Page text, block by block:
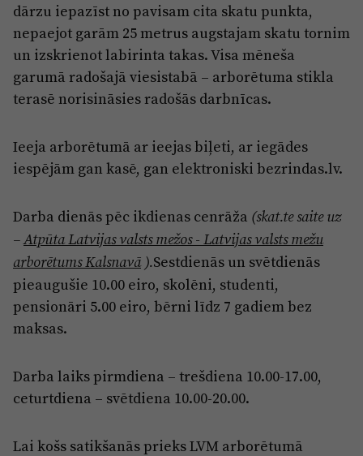
dārzu iepazīst no pavisam cita skatu punkta,
nepaejot garām 25 metrus augstajam skatu tornim
un izskrienot labirinta takas. Visa mēneša
garumā radošajā viesistabā – arborētuma stikla
terasē norisināsies radošās darbnīcas.
Ieeja arborētumā ar ieejas biļeti, ar iegādes
iespējām gan kasē, gan elektroniski bezrindas.lv.
Darba dienās pēc ikdienas cenrāža (skat.te saite uz
–Atpūta Latvijas valsts mežos - Latvijas valsts mežu
arborētums Kalsnavā ).Sestdienās un svētdienās
pieaugušie 10.00 eiro, skolēni, studenti,
pensionāri 5.00 eiro, bērni līdz 7 gadiem bez
maksas.
Darba laiks pirmdiena – trešdiena 10.00-17.00,
ceturtdiena – svētdiena 10.00-20.00.
Lai košs satikšanās prieks LVM arborētumā